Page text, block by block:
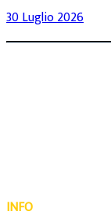
30 Luglio 2026
INFO